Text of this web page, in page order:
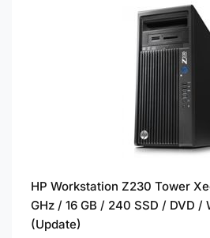
HP Workstation Z230 Tower
GHz / 16 GB / 240 SSD / DVD /
(Update)